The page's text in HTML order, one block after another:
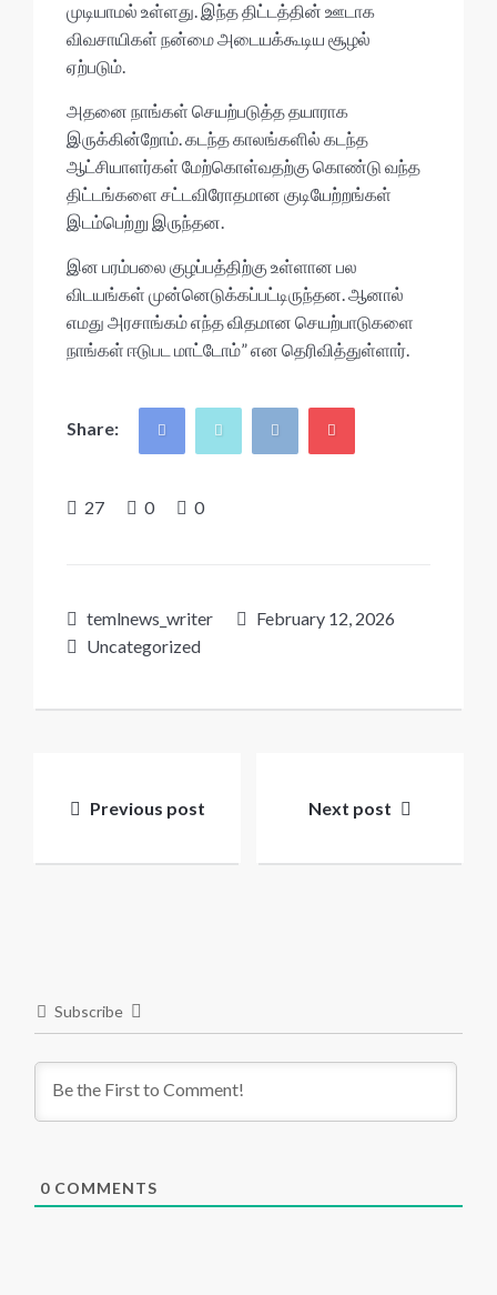
முடியாமல் உள்ளது. இந்த திட்டத்தின் ஊடாக
விவசாயிகள் நன்மை அடையக்கூடிய சூழல்
ஏற்படும்.
அதனை நாங்கள் செயற்படுத்த தயாராக
இருக்கின்றோம். கடந்த காலங்களில் கடந்த
ஆட்சியாளர்கள் மேற்கொள்வதற்கு கொண்டு வந்த
திட்டங்களை சட்டவிரோதமான குடியேற்றங்கள்
இடம்பெற்று இருந்தன.
இன பரம்பலை குழப்பத்திற்கு உள்ளான பல
விடயங்கள் முன்னெடுக்கப்பட்டிருந்தன. ஆனால்
எமது அரசாங்கம் எந்த விதமான செயற்பாடுகளை
நாங்கள் ஈடுபட மாட்டோம்” என தெரிவித்துள்ளார்.
Share:
27 0 0
temlnews_writer
February 12, 2026
Uncategorized
navigation
Previous post Next post
Subscribe
0 COMMENTS